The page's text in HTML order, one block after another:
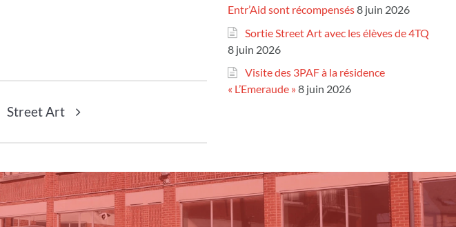
Street Art
Entr’Aid sont récompensés8 juin 2026
Sortie Street Art avec les élèves de 4TQ
8 juin 2026
Visite des 3PAF à la résidence
« L’Emeraude »8 juin 2026